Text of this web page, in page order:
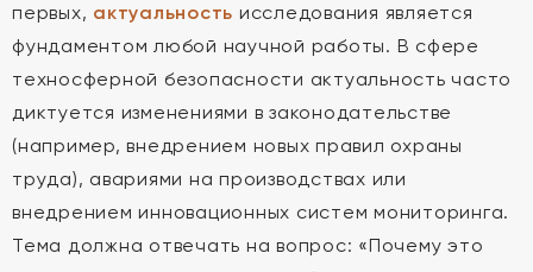
первых, актуальность исследования является
фундаментом любой научной работы. В сфере
техносферной безопасности актуальность часто
диктуется изменениями в законодательстве
(например, внедрением новых правил охраны
труда), авариями на производствах или
внедрением инновационных систем мониторинга.
Тема должна отвечать на вопрос: «Почему это